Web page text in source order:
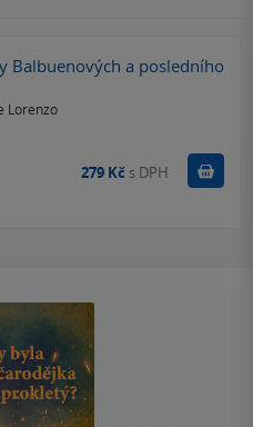
Balbuenových a posledního
Lorenzo
279 Kč s DPH